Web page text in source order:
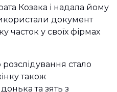
Козака і надала йому
документ
часток у своїх фірмах
стало
також
та зять з